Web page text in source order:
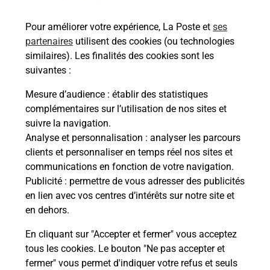
Pour améliorer votre expérience, La Poste et ses
partenaires utilisent des cookies (ou technologies
similaires). Les finalités des cookies sont les
suivantes :
Mesure d’audience : établir des statistiques
complémentaires sur l’utilisation de nos sites et
suivre la navigation.
Analyse et personnalisation : analyser les parcours
clients et personnaliser en temps réel nos sites et
communications en fonction de votre navigation.
Publicité : permettre de vous adresser des publicités
en lien avec vos centres d’intérêts sur notre site et
en dehors.
En cliquant sur "Accepter et fermer" vous acceptez
tous les cookies. Le bouton "Ne pas accepter et
fermer" vous permet d'indiquer votre refus et seuls
En savoir plus
Malin !
La Poste
en ligne
Ouvert 24h/24
En savoir plus